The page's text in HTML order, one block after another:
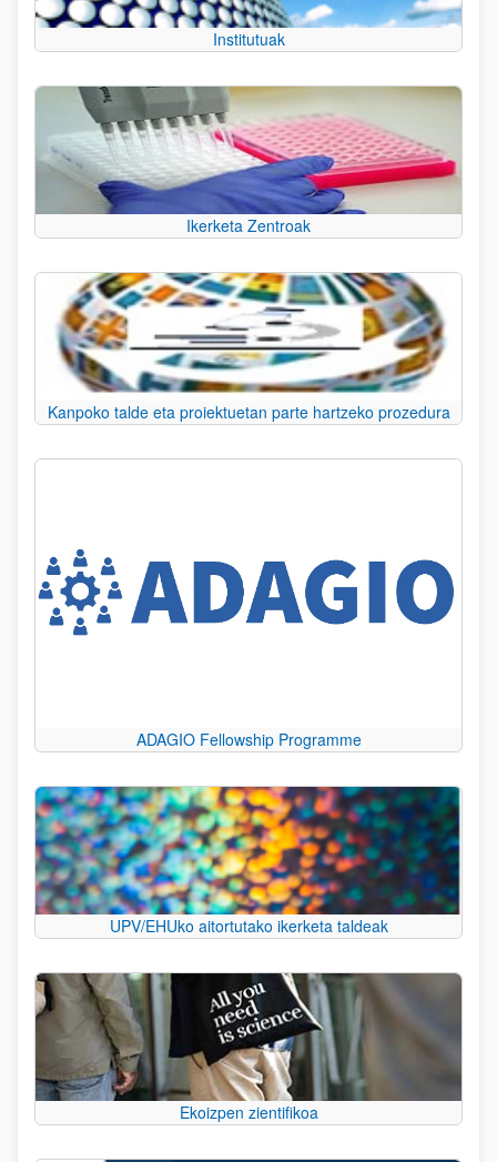
Institutuak
Ikerketa Zentroak
Kanpoko talde eta proiektuetan parte hartzeko prozedura
ADAGIO Fellowship Programme
UPV/EHUko aitortutako ikerketa taldeak
Ekoizpen zientifikoa